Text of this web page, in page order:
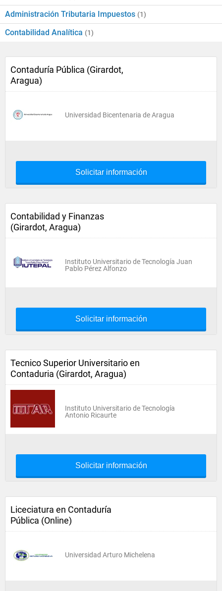
Administración Tributaria Impuestos (1)
Contabilidad Analítica (1)
Contaduría Pública (Girardot,
Aragua)
Universidad Bicentenaria de Aragua
Solicitar información
Contabilidad y Finanzas
(Girardot, Aragua)
Instituto Universitario de Tecnología Juan
Pablo Pérez Alfonzo
Solicitar información
Tecnico Superior Universitario en
Contaduria (Girardot, Aragua)
Instituto Universitario de Tecnología
Antonio Ricaurte
Solicitar información
Liceciatura en Contaduría
Pública (Online)
Universidad Arturo Michelena